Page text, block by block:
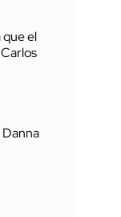
que el